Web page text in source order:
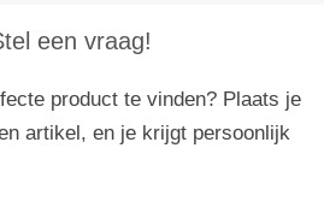
een vraag!
product te vinden? Plaats je
artikel, en je krijgt persoonlijk